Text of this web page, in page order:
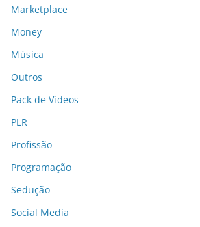
Marketplace
Money
Música
Outros
Pack de Vídeos
PLR
Profissão
Programação
Sedução
Social Media